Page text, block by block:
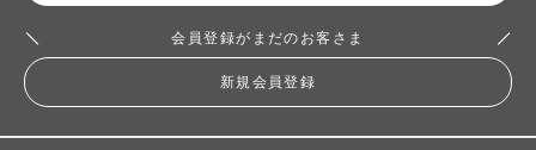
会員登録がまだのお客さま
新規会員登録